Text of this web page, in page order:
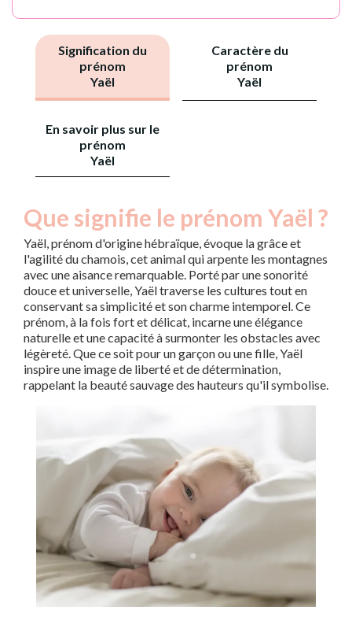
Signification du
prénom
Yaël
Caractère du
prénom
Yaël
En savoir plus sur le
prénom
Yaël
Que signifie le prénom Yaël ?
Yaël, prénom d'origine hébraïque, évoque la grâce et
l'agilité du chamois, cet animal qui arpente les montagnes
avec une aisance remarquable. Porté par une sonorité
douce et universelle, Yaël traverse les cultures tout en
conservant sa simplicité et son charme intemporel. Ce
prénom, à la fois fort et délicat, incarne une élégance
naturelle et une capacité à surmonter les obstacles avec
légèreté. Que ce soit pour un garçon ou une fille, Yaël
inspire une image de liberté et de détermination,
rappelant la beauté sauvage des hauteurs qu'il symbolise.